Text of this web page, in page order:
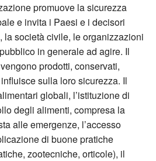
promuove la sicurezza
e invita i Paesi e i decisori
la società civile, le organizzazioni
in generale ad agire. Il
prodotti, conservati,
sulla loro sicurezza. Il
globali, l’istituzione di
degli alimenti, compresa la
alle emergenze, l’accesso
di buone pratiche
zootecniche, orticole), il